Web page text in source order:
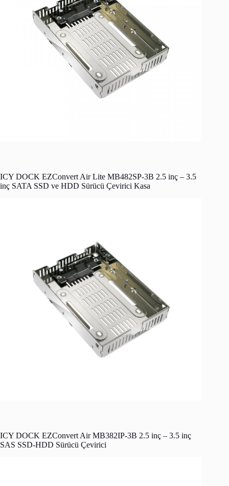
ICY DOCK EZConvert Air Lite MB482SP-3B 2.5 inç – 3.5
inç SATA SSD ve HDD Sürücü Çevirici Kasa
ICY DOCK EZConvert Air MB382IP-3B 2.5 inç – 3.5 inç
SAS SSD-HDD Sürücü Çevirici